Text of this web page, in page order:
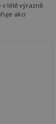
v létě výrazně
akci